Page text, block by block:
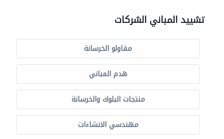
تشييد المباني الشركات
مقاولو الخرسانة
هدم المباني
منتجات البلوك والخرسانة
مهندسي الانشاءات